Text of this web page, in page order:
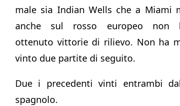
male sia Indian Wells che a Miami
anche sul rosso europeo non
ottenuto vittorie di rilievo. Non ha
vinto due partite di seguito.
Due i precedenti vinti entrambi
spagnolo.